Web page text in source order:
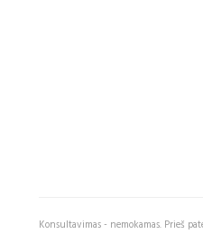
Konsultavimas - nemokamas. Prieš